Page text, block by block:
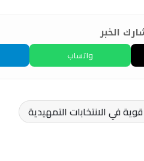
الخبر
واتساب
في الانتخابات التمهيدية